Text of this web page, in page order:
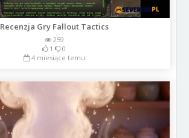
Recenzja Gry Fallout Tactics
259
1
0
4 miesiące temu